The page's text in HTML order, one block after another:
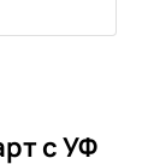
с УФ